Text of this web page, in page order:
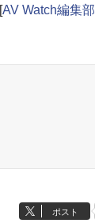
[AV Watch編集部
ポスト